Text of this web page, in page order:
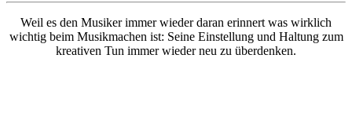
Weil es den Musiker immer wieder daran erinnert was wirklich
wichtig beim Musikmachen ist: Seine Einstellung und Haltung zum
kreativen Tun immer wieder neu zu überdenken.